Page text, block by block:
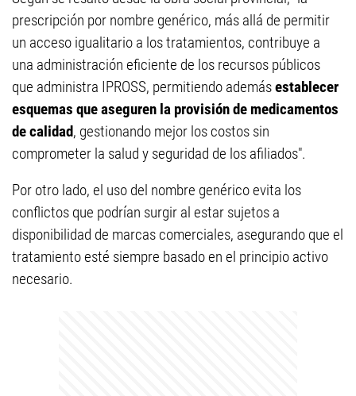
prescripción por nombre genérico, más allá de permitir
un acceso igualitario a los tratamientos, contribuye a
una administración eficiente de los recursos públicos
que administra IPROSS, permitiendo ademásestablecer
esquemas que aseguren la provisión de medicamentos
de calidad, gestionando mejor los costos sin
comprometer la salud y seguridad de los afiliados".
Por otro lado, el uso del nombre genérico evita los
conflictos que podrían surgir al estar sujetos a
disponibilidad de marcas comerciales, asegurando que el
tratamiento esté siempre basado en el principio activo
necesario.